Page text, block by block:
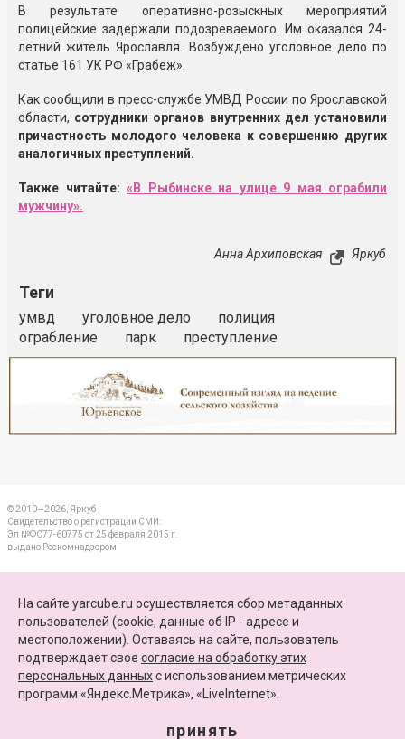
В результате оперативно-розыскных мероприятий
полицейские задержали подозреваемого. Им оказался 24-
летний житель Ярославля. Возбуждено уголовное дело по
статье 161 УК РФ «Грабеж».
Как сообщили в пресс-службе УМВД России по Ярославской
области, сотрудники органов внутренних дел установили
причастность молодого человека к совершению других
аналогичных преступлений.
Также читайте: «В Рыбинске на улице 9 мая ограбили
мужчину».
Анна Архиповская Яркуб
Теги
умвд уголовное дело
полиция
ограбление
парк преступление
© 2010—2026, Яркуб
Свидетельство о регистрации СМИ:
Эл №ФС77-60775 от 25 февраля 2015 г.
выдано Роскомнадзором
ПАРТНЕРЫ
КАРТА САЙТА
+7 (4852) 64-15-52
Сайт функционирует при финансовой поддержке Министерства цифрового развития,
На сайте yarcube.ru осуществляется сбор метаданных
пользователей (cookie, данные об IP - адресе и
местоположении). Оставаясь на сайте, пользователь
подтверждает свое согласие на обработку этих
персональных данныхc использованием метрических
программ «Яндекс.Метрика», «LiveInternet».
принять